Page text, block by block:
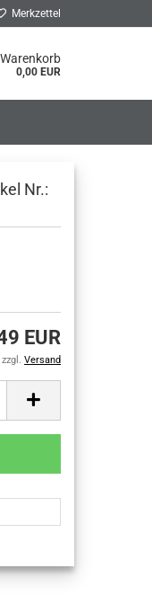
Merkzettel
0,00 EUR
Nr.:
EUR
Versand